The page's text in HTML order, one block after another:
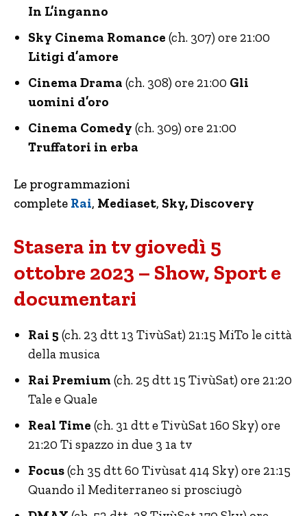
In L’inganno
Sky Cinema Romance (ch. 307) ore 21:00
Litigi d’amore
Cinema Drama (ch. 308) ore 21:00 Gli
uomini d’oro
Cinema Comedy (ch. 309) ore 21:00
Truffatori in erba
Le programmazioni
complete Rai, Mediaset, Sky, Discovery
Stasera in tv giovedì 5
ottobre 2023 – Show, Sport e
documentari
Rai 5 (ch. 23 dtt 13 TivùSat) 21:15 MiTo le città
della musica
Rai Premium(ch. 25 dtt 15 TivùSat) ore 21:20
Tale e Quale
Real Time (ch. 31 dtt e TivùSat 160 Sky) ore
21:20 Ti spazzo in due 3 1a tv
Focus(ch 35 dtt 60 Tivùsat 414 Sky) ore 21:15
Quando il Mediterraneo si prosciugò